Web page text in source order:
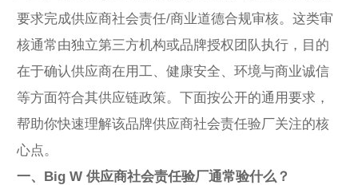
要求完成供应商社会责任/商业道德合规审核。这类审
核通常由独立第三方机构或品牌授权团队执行，目的
在于确认供应商在用工、健康安全、环境与商业诚信
等方面符合其供应链政策。下面按公开的通用要求，
帮助你快速理解该品牌供应商社会责任验厂关注的核
心点。
一、Big W 供应商社会责任验厂通常验什么？